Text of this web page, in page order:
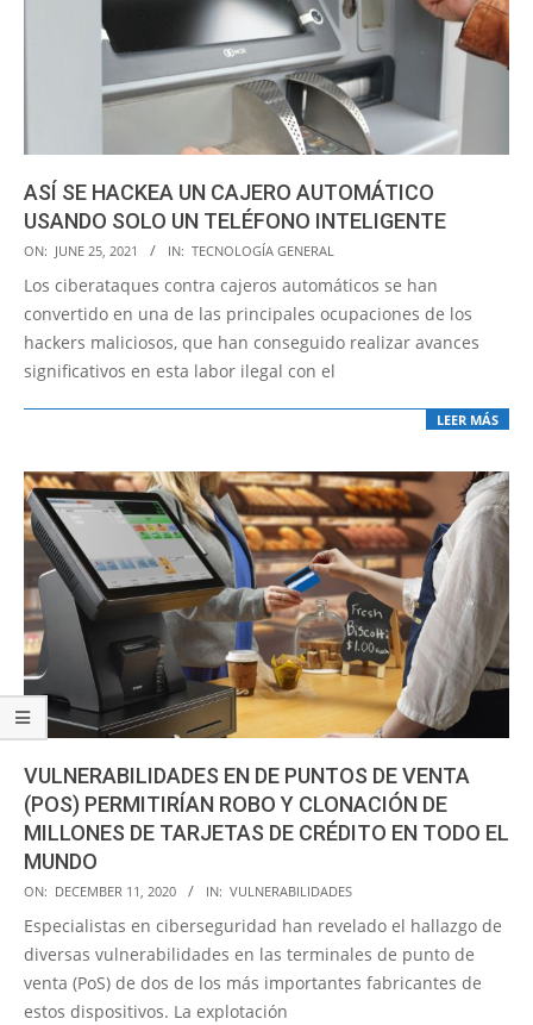
ASÍ SE HACKEA UN CAJERO AUTOMÁTICO
USANDO SOLO UN TELÉFONO INTELIGENTE
2021-
06-
ON: JUNE 25, 2021 IN: TECNOLOGÍA GENERAL
Los ciberataques contra cajeros automáticos se han
convertido en una de las principales ocupaciones de los
hackers maliciosos, que han conseguido realizar avances
significativos en esta labor ilegal con el
LEER MÁS
VULNERABILIDADES EN DE PUNTOS DE VENTA
(POS) PERMITIRÍAN ROBO Y CLONACIÓN DE
MILLONES DE TARJETAS DE CRÉDITO EN TODO EL
MUNDO
2020-
12-
11
ON: DECEMBER 11, 2020 IN: VULNERABILIDADES
Especialistas en ciberseguridad han revelado el hallazgo de
diversas vulnerabilidades en las terminales de punto de
venta (PoS) de dos de los más importantes fabricantes de
estos dispositivos. La explotación